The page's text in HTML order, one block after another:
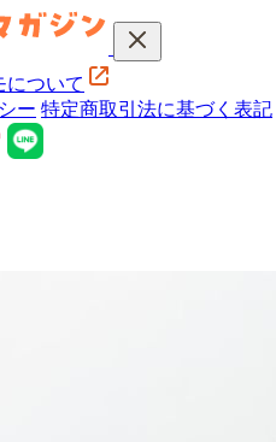
について
ー 特定商取引法に基づく表記